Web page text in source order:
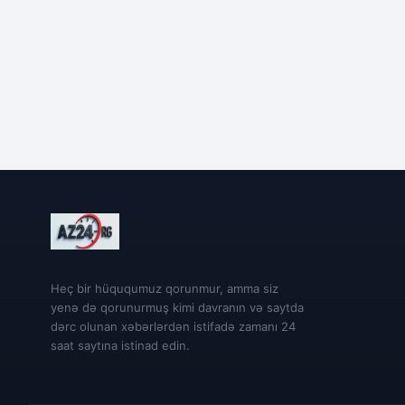
Heç bir hüququmuz qorunmur, amma siz
yenə də qorunurmuş kimi davranın və saytda
dərc olunan xəbərlərdən istifadə zamanı 24
saat saytına istinad edin.